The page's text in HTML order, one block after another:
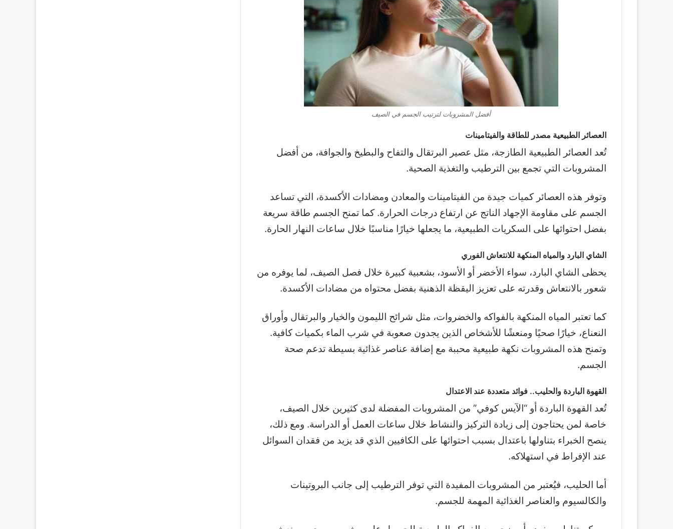
أفضل المشروبات لترتيب الجسم في الصيف
العصائر الطبيعية مصدر للطاقة والفيتامينات
تُعد العصائر الطبيعية الطازجة، مثل عصير البرتقال والتفاح والبطيخ والجوافة، من أفضل
المشروبات التي تجمع بين الترطيب والتغذية الصحية.
وتوفر هذه العصائر كميات جيدة من الفيتامينات والمعادن ومضادات الأكسدة، التي تساعد
الجسم على مقاومة الإجهاد الناتج عن ارتفاع درجات الحرارة. كما تمنح الجسم طاقة سريعة
بفضل احتوائها على السكريات الطبيعية، ما يجعلها خيارًا مناسبًا خلال ساعات النهار الحارة.
الشاي البارد والمياه المنكهة للانتعاش الفوري
يحظى الشاي البارد، سواء الأخضر أو الأسود، بشعبية كبيرة خلال فصل الصيف، لما يوفره من
شعور بالانتعاش وقدرته على تعزيز اليقظة الذهنية بفضل محتواه من مضادات الأكسدة.
كما تعتبر المياه المنكهة بالفواكه والخضروات، مثل شرائح الليمون والخيار والبرتقال وأوراق
النعناع، خيارًا صحيًا ومنعشًا للأشخاص الذين يجدون صعوبة في شرب الماء بكميات كافية.
وتمنح هذه المشروبات نكهة طبيعية محببة مع إضافة عناصر غذائية بسيطة تدعم صحة
الجسم.
القهوة الباردة والحليب.. فوائد متعددة عند الاعتدال
تُعد القهوة الباردة أو “الآيس كوفي” من المشروبات المفضلة لدى كثيرين خلال الصيف،
خاصة لمن يحتاجون إلى زيادة التركيز والنشاط خلال ساعات العمل أو الدراسة. ومع ذلك،
ينصح الخبراء بتناولها باعتدال بسبب احتوائها على الكافيين الذي قد يزيد من فقدان السوائل
عند الإفراط في استهلاكه.
أما الحليب، فيُعتبر من المشروبات المفيدة التي توفر الترطيب إلى جانب البروتينات
والكالسيوم والعناصر الغذائية المهمة للجسم.